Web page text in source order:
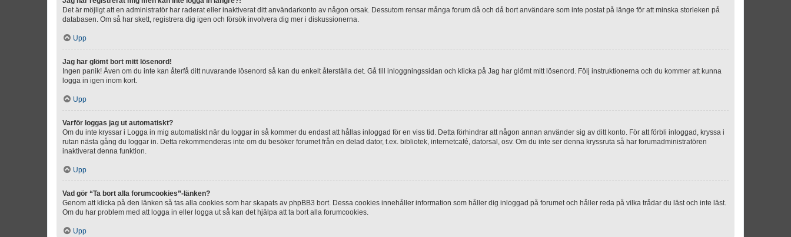
Det är möjligt att en administratör har raderat eller inaktiverat ditt användarkonto av någon orsak. Dessutom rensar många forum då och då bort användare som inte postat på länge för att minska storleken på
databasen. Om så har skett, registrera dig igen och försök involvera dig mer i diskussionerna.
Upp
Jag har glömt bort mitt lösenord!
Ingen panik! Även om du inte kan återfå ditt nuvarande lösenord så kan du enkelt återställa det. Gå till inloggningssidan och klicka på Jag har glömt mitt lösenord. Följ instruktionerna och du kommer att kunna
logga in igen inom kort.
Upp
Varför loggas jag ut automatiskt?
Om du inte kryssar i Logga in mig automatiskt när du loggar in så kommer du endast att hållas inloggad för en viss tid. Detta förhindrar att någon annan använder sig av ditt konto. För att förbli inloggad, kryssa i
rutan nästa gång du loggar in. Detta rekommenderas inte om du besöker forumet från en delad dator, t.ex. bibliotek, internetcafé, datorsal, osv. Om du inte ser denna kryssruta så har forumadministratören
inaktiverat denna funktion.
Upp
Vad gör “Ta bort alla forumcookies”-länken?
Genom att klicka på den länken så tas alla cookies som har skapats av phpBB3 bort. Dessa cookies innehåller information som håller dig inloggad på forumet och håller reda på vilka trådar du läst och inte läst.
Om du har problem med att logga in eller logga ut så kan det hjälpa att ta bort alla forumcookies.
Upp